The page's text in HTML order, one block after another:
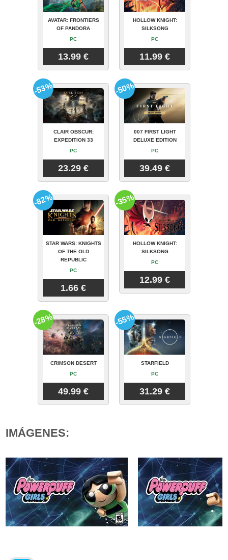
AVATAR: FRONTIERS
OF PANDORA
PC
13.99 €
HOLLOW KNIGHT:
SILKSONG
PC
11.99 €
CLAIR OBSCUR:
EXPEDITION 33
PC
23.29 €
-53%
007 FIRST LIGHT
DELUXE EDITION
PC
39.49 €
-50%
STAR WARS: KNIGHTS
OF THE OLD
REPUBLIC
PC
1.66 €
-82%
HOLLOW KNIGHT:
SILKSONG
PC
12.99 €
-35%
CRIMSON DESERT
PC
49.99 €
-28%
STARFIELD
PC
31.29 €
-55%
IMÁGENES: